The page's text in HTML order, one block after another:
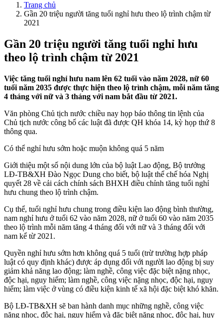
Trang chủ
Gần 20 triệu người tăng tuổi nghỉ hưu theo lộ trình chậm từ
2021
Gần 20 triệu người tăng tuổi nghỉ hưu
theo lộ trình chậm từ 2021
Việc tăng tuổi nghỉ hưu nam lên 62 tuổi vào năm 2028, nữ 60
tuổi năm 2035 được thực hiện theo lộ trình chậm, mỗi năm tăng
4 tháng với nữ và 3 tháng với nam bắt đầu từ 2021.
Văn phòng Chủ tịch nước chiều nay họp báo thông tin lệnh của
Chủ tịch nước công bố các luật đã được QH khóa 14, kỳ họp thứ 8
thông qua.
Có thể nghỉ hưu sớm hoặc muộn không quá 5 năm
Giới thiệu một số nội dung lớn của bộ luật Lao động, Bộ trưởng
LĐ-TB&XH Đào Ngọc Dung cho biết, bộ luật thể chế hóa Nghị
quyết 28 về cải cách chính sách BHXH điều chỉnh tăng tuổi nghỉ
hưu chung theo lộ trình chậm.
Cụ thể, tuổi nghỉ hưu chung trong điều kiện lao động bình thường,
nam nghỉ hưu ở tuổi 62 vào năm 2028, nữ ở tuổi 60 vào năm 2035
theo lộ trình mỗi năm tăng 4 tháng đối với nữ và 3 tháng đối với
nam kể từ 2021.
Quyền nghỉ hưu sớm hơn không quá 5 tuổi (trừ trường hợp pháp
luật có quy định khác) được áp dụng đối với người lao động bị suy
giảm khả năng lao động; làm nghề, công việc đặc biệt nặng nhọc,
độc hại, nguy hiểm; làm nghề, công việc nặng nhọc, độc hại, nguy
hiểm; làm việc ở vùng có điều kiện kinh tế xã hội đặc biệt khó khăn.
Bộ LĐ-TB&XH sẽ ban hành danh mục những nghề, công việc
nặng nhọc, độc hại, nguy hiểm và đặc biệt nặng nhọc, độc hại, huy